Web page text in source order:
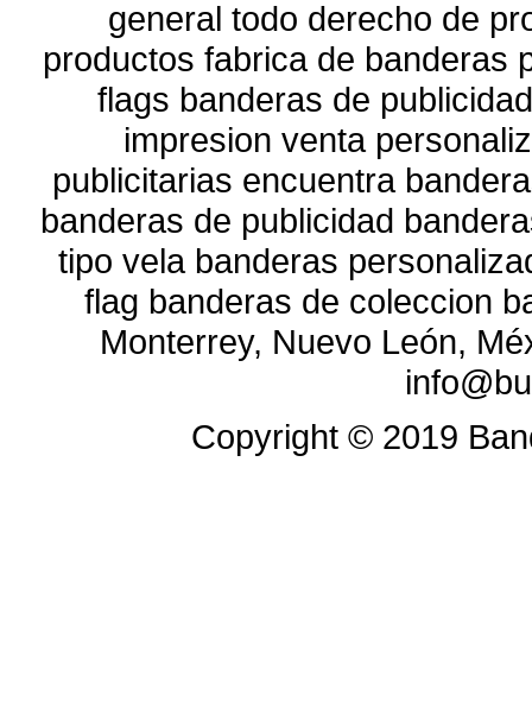
general todo derecho de
productos fabrica de banderas
flags banderas de
impresion venta
publicitarias encuentra
banderas de publicidad
tipo vela banderas
flag banderas de coleccion
Monterrey, Nuevo León,
Copyright © 2019